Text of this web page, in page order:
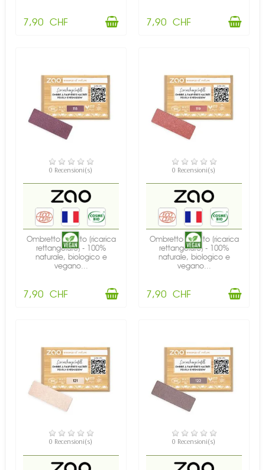
7,90 CHF 7,90 CHF
DISPONIBILE
0 Recensioni(s)
Ombretto perlato (ricarica
rettangolare) - 100%
naturale, biologico e
vegano...
7,90 CHF
DISPONIBILE
0 Recensioni(s)
Ombretto perlato (ricarica
rettangolare) - 100%
naturale, biologico e
vegano...
7,90 CHF
DISPONIBILE
0 Recensioni(s)
DISPONIBILE
0 Recensioni(s)